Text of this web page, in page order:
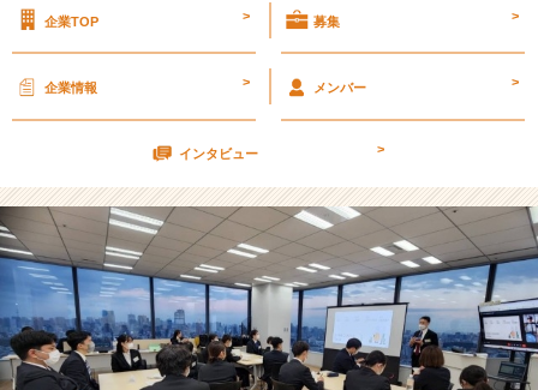
て？？
会
社
T
A
C
A
R
E
E
企業TOP > 募集 >
企業情報 > メンバー >
インタビュー >